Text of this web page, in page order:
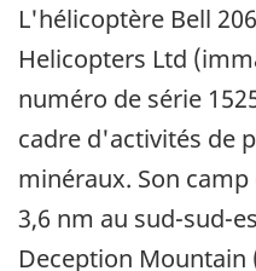
L'hélicoptère Bell
Helicopters Ltd
numéro de série
cadre d'activités de
minéraux. Son
3,6 nm au sud-sud-
Deception